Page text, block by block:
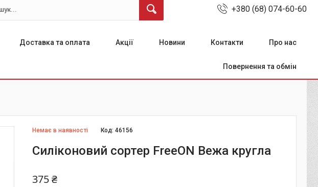
+380 (68) 074-60-60
Доставка та оплата Акції Новини Контакти Про нас
Повернення та обмін
Немає в наявності Код:46156
Силіконовий сортер FreeON Вежа кругла
375 ₴